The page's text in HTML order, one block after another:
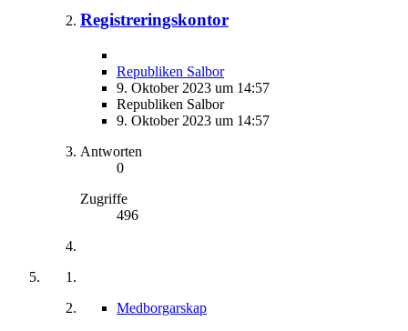
Registreringskontor
Republiken Salbor
9. Oktober 2023 um 14:57
Republiken Salbor
9. Oktober 2023 um 14:57
Antworten
0
Zugriffe
496
Medborgarskap